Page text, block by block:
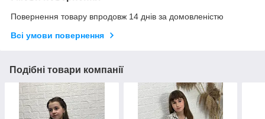
Повернення товару впродовж 14 днів за домовленістю
Всі умови повернення
Подібні товари компанії